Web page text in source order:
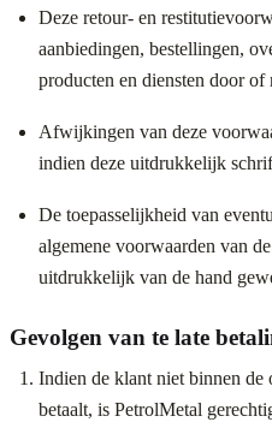
Deze retour- en
aanbiedingen, bestellingen,
producten en diensten door of
Afwijkingen van deze
indien deze uitdrukkelijk
De toepasselijkheid van
algemene voorwaarden van
uitdrukkelijk van de hand
Gevolgen van te late
Indien de klant niet binnen de
betaalt, is PetrolMetal